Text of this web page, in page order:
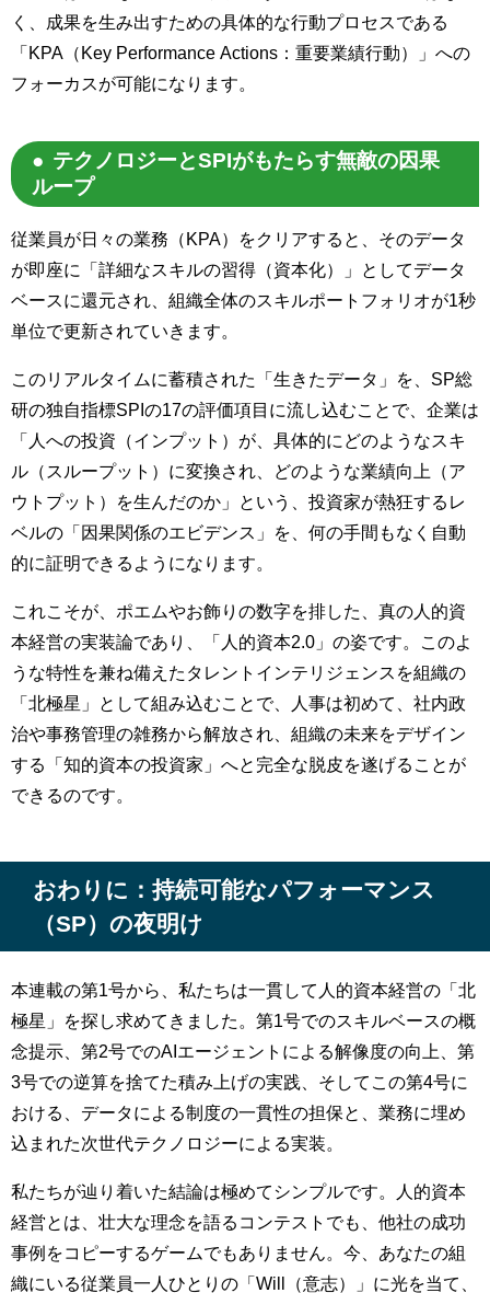
く、成果を生み出すための具体的な行動プロセスである
「KPA（Key Performance Actions：重要業績行動）」への
フォーカスが可能になります。
テクノロジーとSPIがもたらす無敵の因果
ループ
従業員が日々の業務（KPA）をクリアすると、そのデータ
が即座に「詳細なスキルの習得（資本化）」としてデータ
ベースに還元され、組織全体のスキルポートフォリオが1秒
単位で更新されていきます。
このリアルタイムに蓄積された「生きたデータ」を、SP総
研の独自指標SPIの17の評価項目に流し込むことで、企業は
「人への投資（インプット）が、具体的にどのようなスキ
ル（スループット）に変換され、どのような業績向上（ア
ウトプット）を生んだのか」という、投資家が熱狂するレ
ベルの「因果関係のエビデンス」を、何の手間もなく自動
的に証明できるようになります。
これこそが、ポエムやお飾りの数字を排した、真の人的資
本経営の実装論であり、「人的資本2.0」の姿です。このよ
うな特性を兼ね備えたタレントインテリジェンスを組織の
「北極星」として組み込むことで、人事は初めて、社内政
治や事務管理の雑務から解放され、組織の未来をデザイン
する「知的資本の投資家」へと完全な脱皮を遂げることが
できるのです。
おわりに：持続可能なパフォーマンス
（SP）の夜明け
本連載の第1号から、私たちは一貫して人的資本経営の「北
極星」を探し求めてきました。第1号でのスキルベースの概
念提示、第2号でのAIエージェントによる解像度の向上、第
3号での逆算を捨てた積み上げの実践、そしてこの第4号に
おける、データによる制度の一貫性の担保と、業務に埋め
込まれた次世代テクノロジーによる実装。
私たちが辿り着いた結論は極めてシンプルです。人的資本
経営とは、壮大な理念を語るコンテストでも、他社の成功
事例をコピーするゲームでもありません。今、あなたの組
織にいる従業員一人ひとりの「Will（意志）」に光を当て、